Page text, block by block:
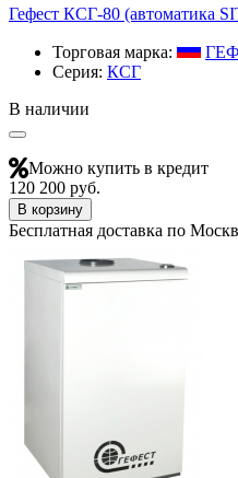
Гефест КСГ-80 (автоматика
Торговая марка:
Серия: КСГ
В наличии
Можно купить в кредит
120 200 руб.
В корзину
Бесплатная доставка по